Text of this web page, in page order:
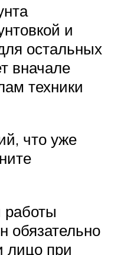
и
остальных
вначале
техники
что уже
работы
обязательно
лицо при